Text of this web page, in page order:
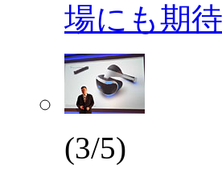
場にも期待
(3/5)